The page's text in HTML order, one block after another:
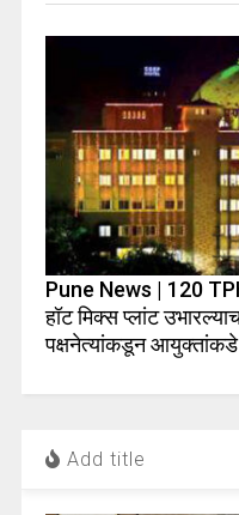
Pune News | 120
हॉट मिक्स प्लांट
पक्षनेत्यांकडून आयुक्तांकडे
Add title